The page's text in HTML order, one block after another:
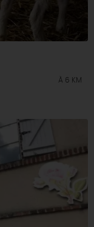
À 6 KM